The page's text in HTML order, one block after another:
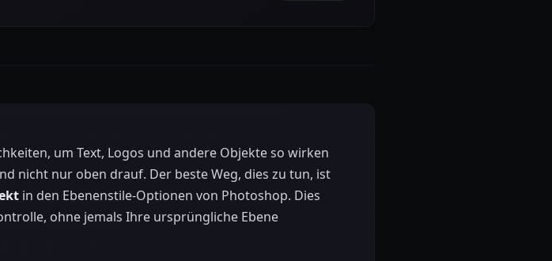
um Text, Logos und andere Objekte so wirken
nicht nur oben drauf. Der beste Weg, dies zu tun, ist
in den Ebenenstile-Optionen von Photoshop. Dies
ohne jemals Ihre ursprüngliche Ebene